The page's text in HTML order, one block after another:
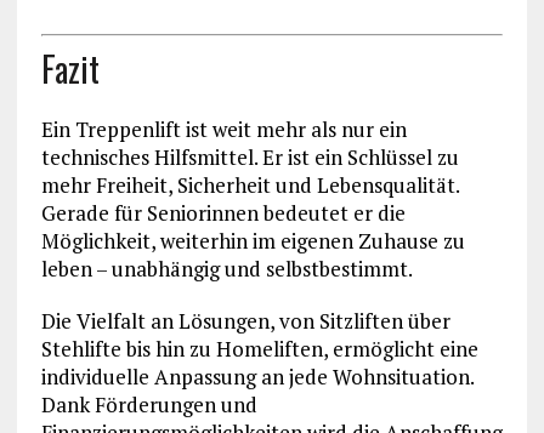
Fazit
Ein Treppenlift ist weit mehr als nur ein
technisches Hilfsmittel. Er ist ein Schlüssel zu
mehr Freiheit, Sicherheit und Lebensqualität.
Gerade für Seniorinnen bedeutet er die
Möglichkeit, weiterhin im eigenen Zuhause zu
leben – unabhängig und selbstbestimmt.
Die Vielfalt an Lösungen, von Sitzliften über
Stehlifte bis hin zu Homeliften, ermöglicht eine
individuelle Anpassung an jede Wohnsituation.
Dank Förderungen und